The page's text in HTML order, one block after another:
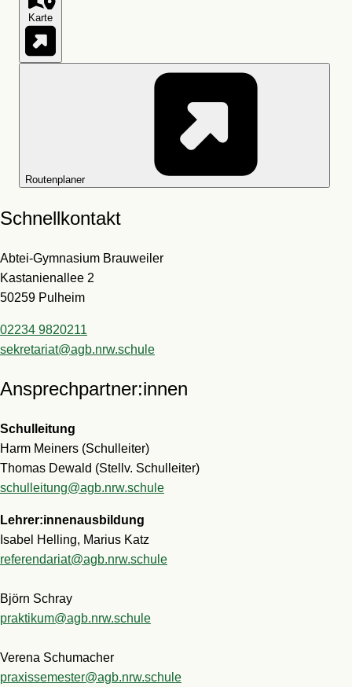
Karte
Routenplaner
Schnellkontakt
Abtei-Gymnasium Brauweiler
Kastanienallee 2
50259 Pulheim
02234 9820211
sekretariat@agb.nrw.schule
Ansprechpartner:innen
Schulleitung
Harm Meiners (Schulleiter)
Thomas Dewald (Stellv. Schulleiter)
schulleitung@agb.nrw.schule
Lehrer:innenausbildung
Isabel Helling, Marius Katz
referendariat@agb.nrw.schule
Björn Schray
praktikum@agb.nrw.schule
Verena Schumacher
praxissemester@agb.nrw.schule